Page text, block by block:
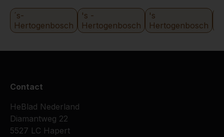
´s-
Hertogenbosch
's -
Hertogenbosch
's
Hertogenbosch
Contact
HeBlad Nederland
Diamantweg 22
5527 LC Hapert